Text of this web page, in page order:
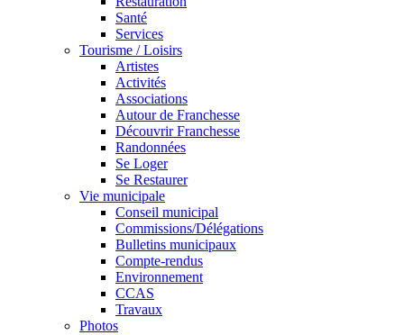
Santé
Services
Tourisme / Loisirs
Artistes
Activités
Associations
Autour de Franchesse
Découvrir Franchesse
Randonnées
Se Loger
Se Restaurer
Vie municipale
Conseil municipal
Commissions/Délégations
Bulletins municipaux
Compte-rendus
Environnement
CCAS
Travaux
Photos